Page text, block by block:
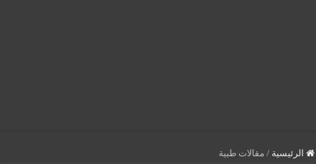
الرئيسية / مقالات طبية